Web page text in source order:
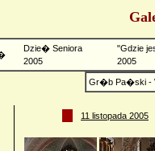
Dzie� Seniora
2005
"Gdzie
2005
Gr�b Pa�ski -
11 listopada 2005